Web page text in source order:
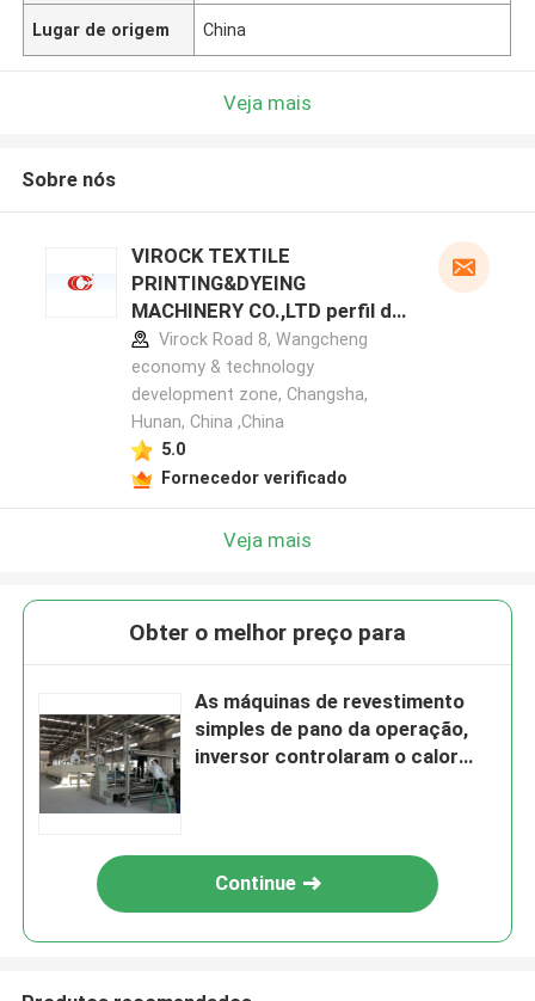
Lugar de origem China
Veja mais
Sobre nós
VIROCK TEXTILE
PRINTING&DYEING
MACHINERY CO.,LTD perfil do
fabricante
Virock Road 8, Wangcheng
economy & technology
development zone, Changsha,
Hunan, China ,China
5.0
Fornecedor verificado
Veja mais
Obter o melhor preço para
As máquinas de revestimento
simples de pano da operação,
inversor controlaram o calor
Continue